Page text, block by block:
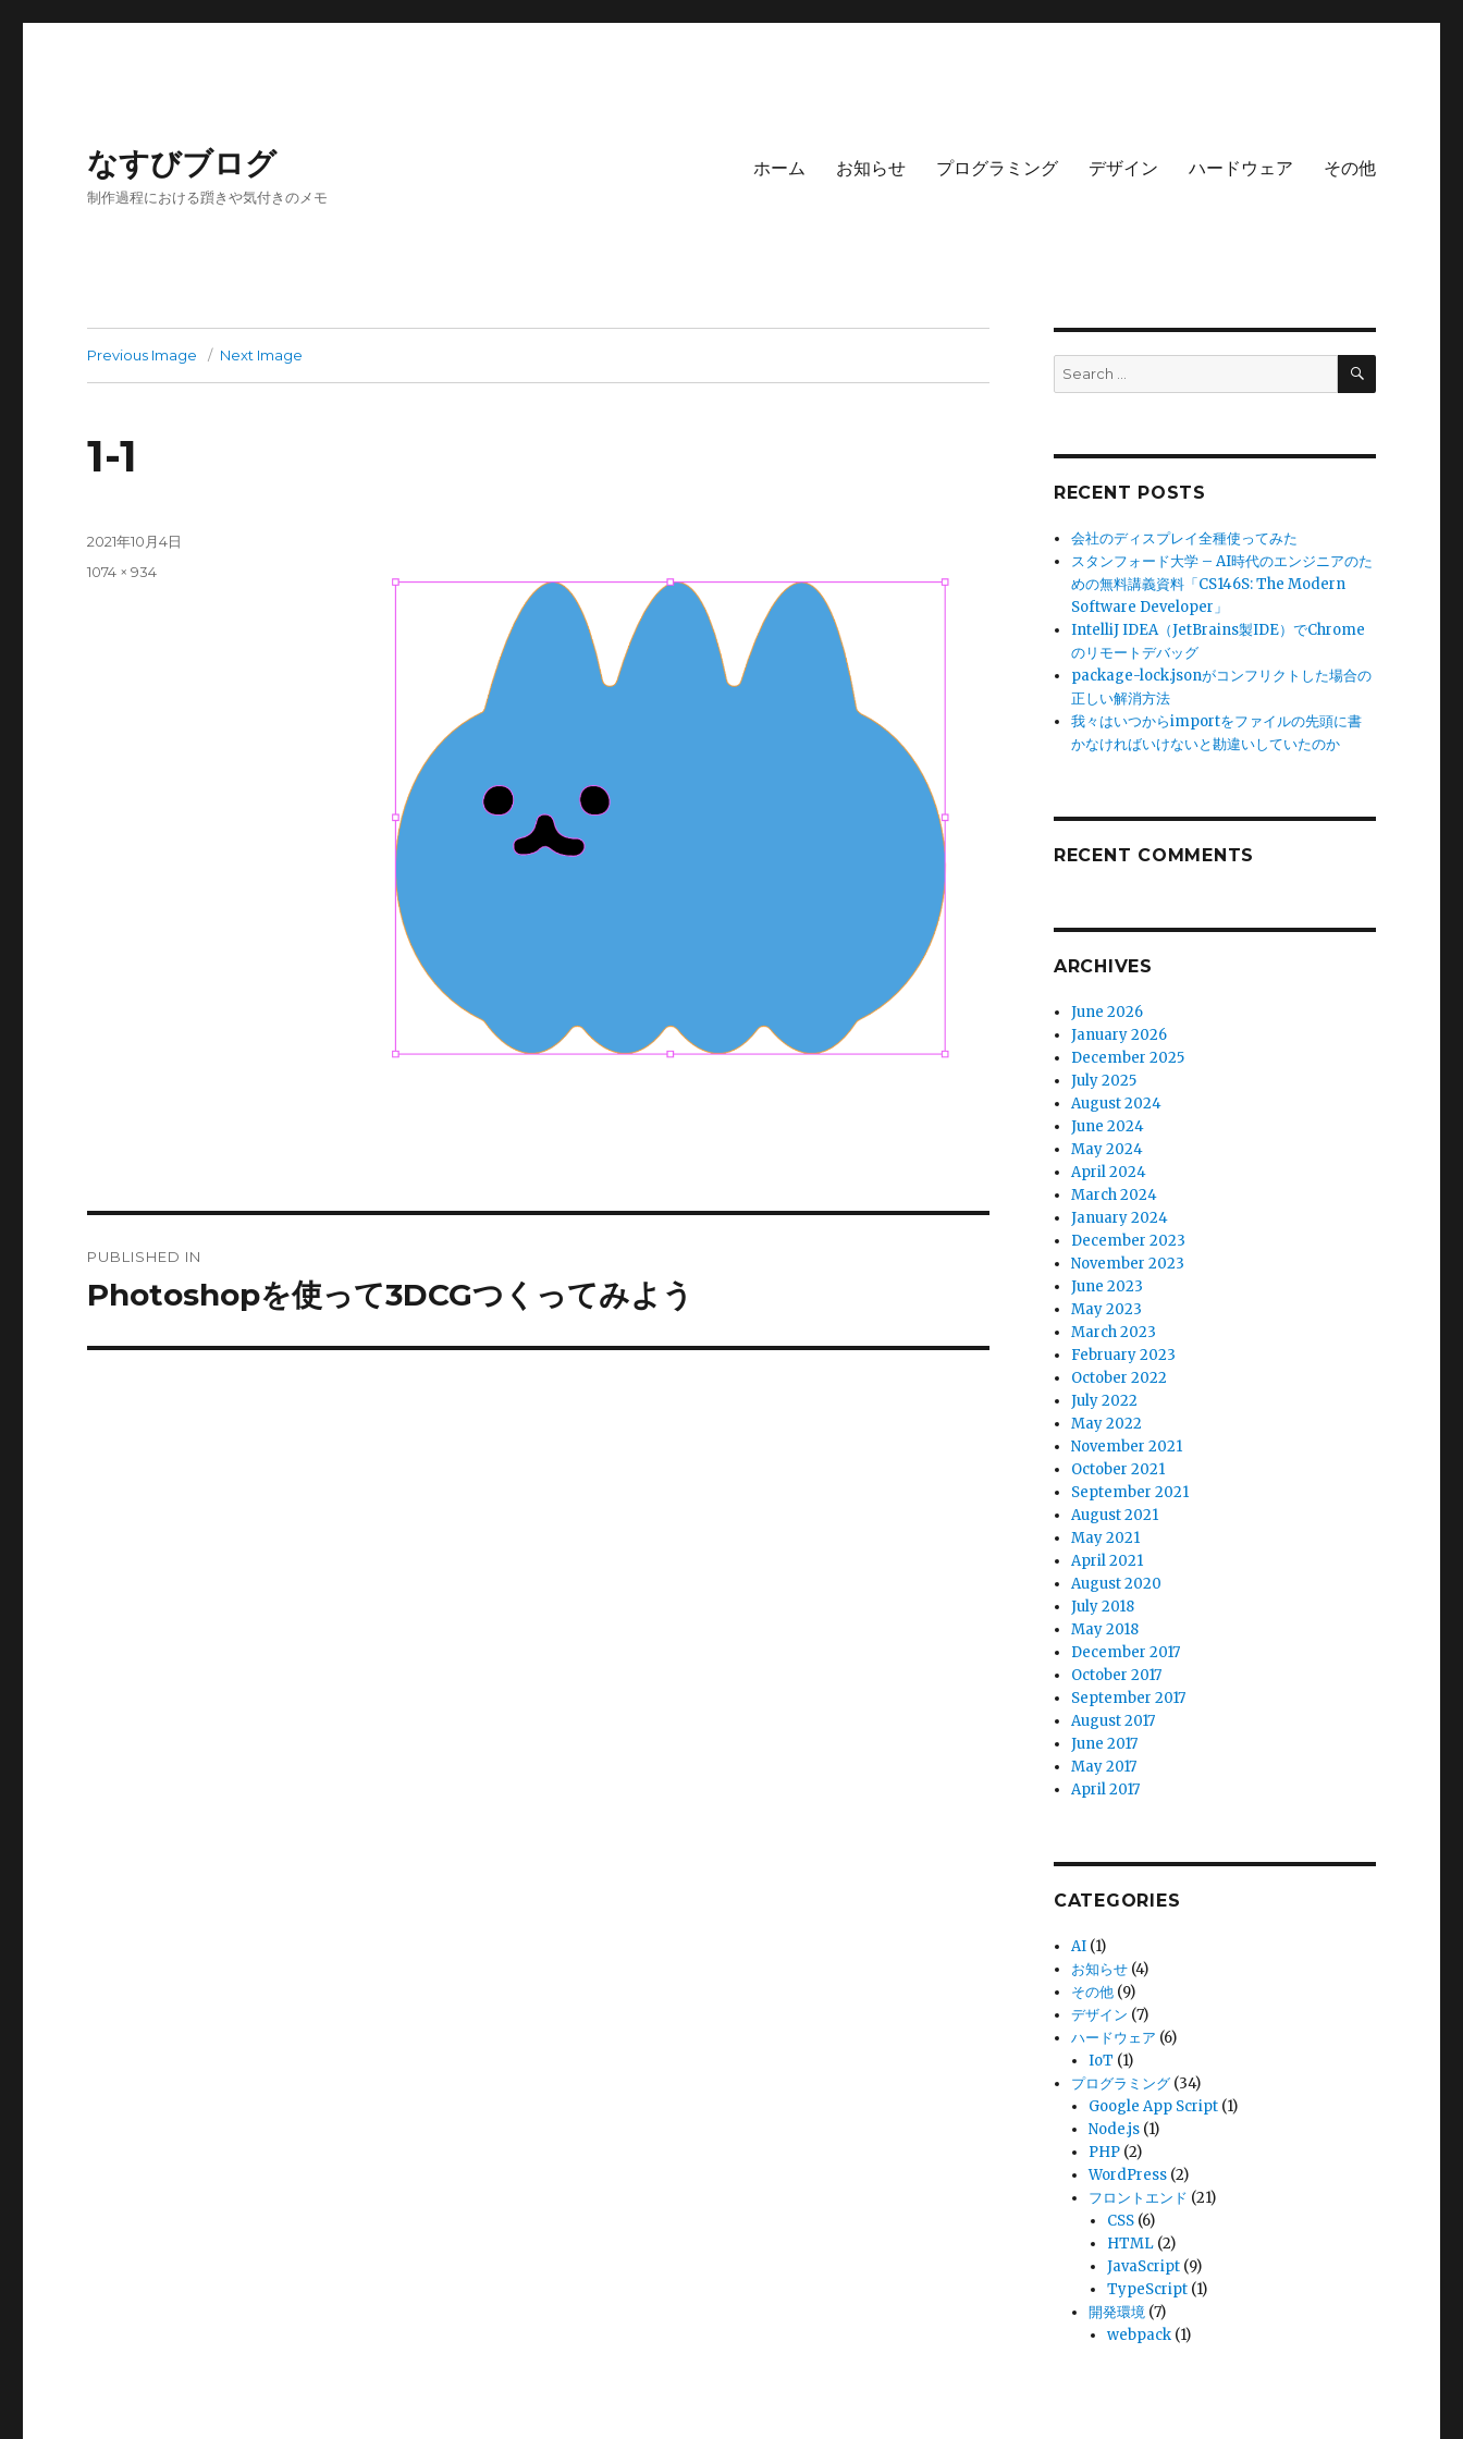
なすびブログ
制作過程における躓きや気付きのメモ
ホーム お知らせ プログラミング デザイン ハードウェア その他
Previous Image Next Image
1-1
Posted
2021年10月4日
Full
1074 × 934
navigation
PUBLISHED IN
Photoshopを使って3DCGつくってみよう
Search
for:
SEARCH
RECENT POSTS
会社のディスプレイ全種使ってみた
スタンフォード大学 – AI時代のエンジニアのた
めの無料講義資料「CS146S: The Modern
Software Developer」
IntelliJ IDEA（JetBrains製IDE）でChrome
のリモートデバッグ
package-lock.jsonがコンフリクトした場合の
正しい解消方法
我々はいつからimportをファイルの先頭に書
かなければいけないと勘違いしていたのか
RECENT COMMENTS
ARCHIVES
June 2026
January 2026
December 2025
July 2025
August 2024
June 2024
May 2024
April 2024
March 2024
January 2024
December 2023
November 2023
June 2023
May 2023
March 2023
February 2023
October 2022
July 2022
May 2022
November 2021
October 2021
September 2021
August 2021
May 2021
April 2021
August 2020
July 2018
May 2018
December 2017
October 2017
September 2017
August 2017
June 2017
May 2017
April 2017
CATEGORIES
AI (1)
お知らせ (4)
その他 (9)
デザイン (7)
ハードウェア (6)
IoT (1)
プログラミング (34)
Google App Script (1)
Node.js (1)
PHP (2)
WordPress (2)
フロントエンド (21)
CSS(6)
HTML(2)
JavaScript(9)
TypeScript(1)
開発環境 (7)
webpack(1)